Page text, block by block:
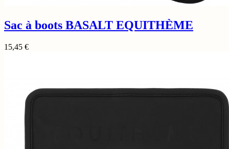
Sac à boots BASALT EQUITHÈME
15,45 €